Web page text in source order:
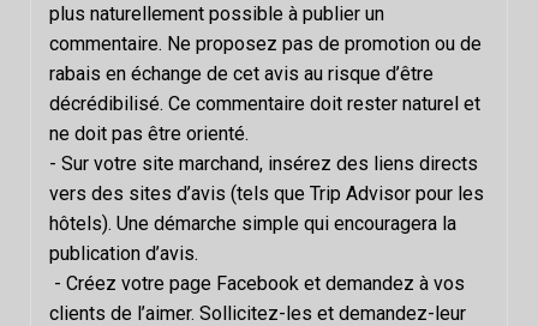
plus naturellement possible à publier un
commentaire. Ne proposez pas de promotion ou de
rabais en échange de cet avis au risque d’être
décrédibilisé. Ce commentaire doit rester naturel et
ne doit pas être orienté.
- Sur votre site marchand, insérez des liens directs
vers des sites d’avis (tels que Trip Advisor pour les
hôtels). Une démarche simple qui encouragera la
publication d’avis.
- Créez votre page Facebook et demandez à vos
clients de l’aimer. Sollicitez-les et demandez-leur